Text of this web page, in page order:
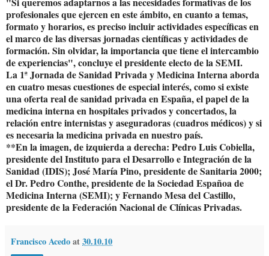
profesionales que ejercen en este ámbito, en cuanto a temas,
formato y horarios, es preciso incluir actividades específicas en
el marco de las diversas jornadas científicas y actividades de
formación. Sin olvidar, la importancia que tiene el intercambio
de experiencias", concluye el presidente electo de la SEMI.
La 1ª Jornada de Sanidad Privada y Medicina Interna aborda
en cuatro mesas cuestiones de especial interés, como si existe
una oferta real de sanidad privada en España, el papel de la
medicina interna en hospitales privados y concertados, la
relación entre internistas y aseguradoras (cuadros médicos) y si
es necesaria la medicina privada en nuestro país.
**En la imagen, de izquierda a derecha: Pedro Luis Cobiella,
presidente del Instituto para el Desarrollo e Integración de la
Sanidad (IDIS); José María Pino, presidente de Sanitaria 2000;
el Dr. Pedro Conthe, presidente de la Sociedad Españoa de
Medicina Interna (SEMI); y Fernando Mesa del Castillo,
presidente de la Federación Nacional de Clínicas Privadas.
Francisco Acedoat30.10.10